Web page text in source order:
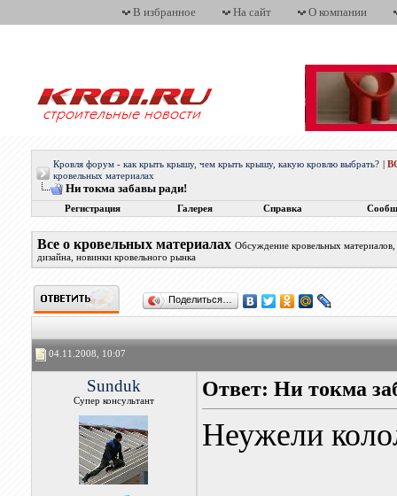
В избранное На сайт О компании
Кровля форум - как крыть крышу, чем крыть крышу, какую кровлю выбрать?
кровельных материалах
Ни токма забавы ради!
Регистрация Галерея Справка
Все о кровельных материалах Обсуждение кровельных
дизайна, новинки кровельного рынка
Поделиться…
04.11.2008, 10:07
Sunduk
Супер консультант
Ответ: Ни токма
Неужели